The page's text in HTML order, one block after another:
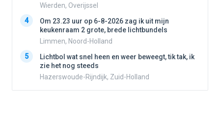
Wierden, Overijssel
4
Om 23.23 uur op 6-8-2026 zag ik uit mijn
keukenraam 2 grote, brede lichtbundels
Limmen, Noord-Holland
5
Lichtbol wat snel heen en weer beweegt, tik tak, ik
zie het nog steeds
Hazerswoude-Rijndijk, Zuid-Holland